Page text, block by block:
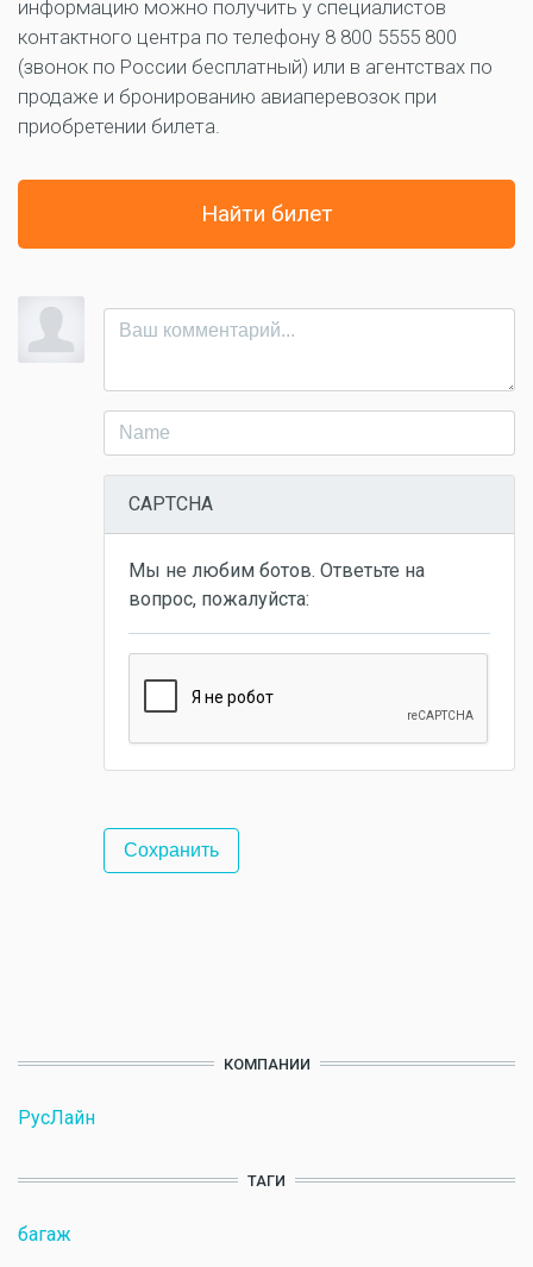
информацию можно получить у специалистов
контактного центра по телефону 8 800 5555 800
(звонок по России бесплатный) или в агентствах по
продаже и бронированию авиаперевозок при
приобретении билета.
Найти билет
CAPTCHA
Мы не любим ботов. Ответьте на
вопрос, пожалуйста:
КОМПАНИИ
РусЛайн
ТАГИ
багаж